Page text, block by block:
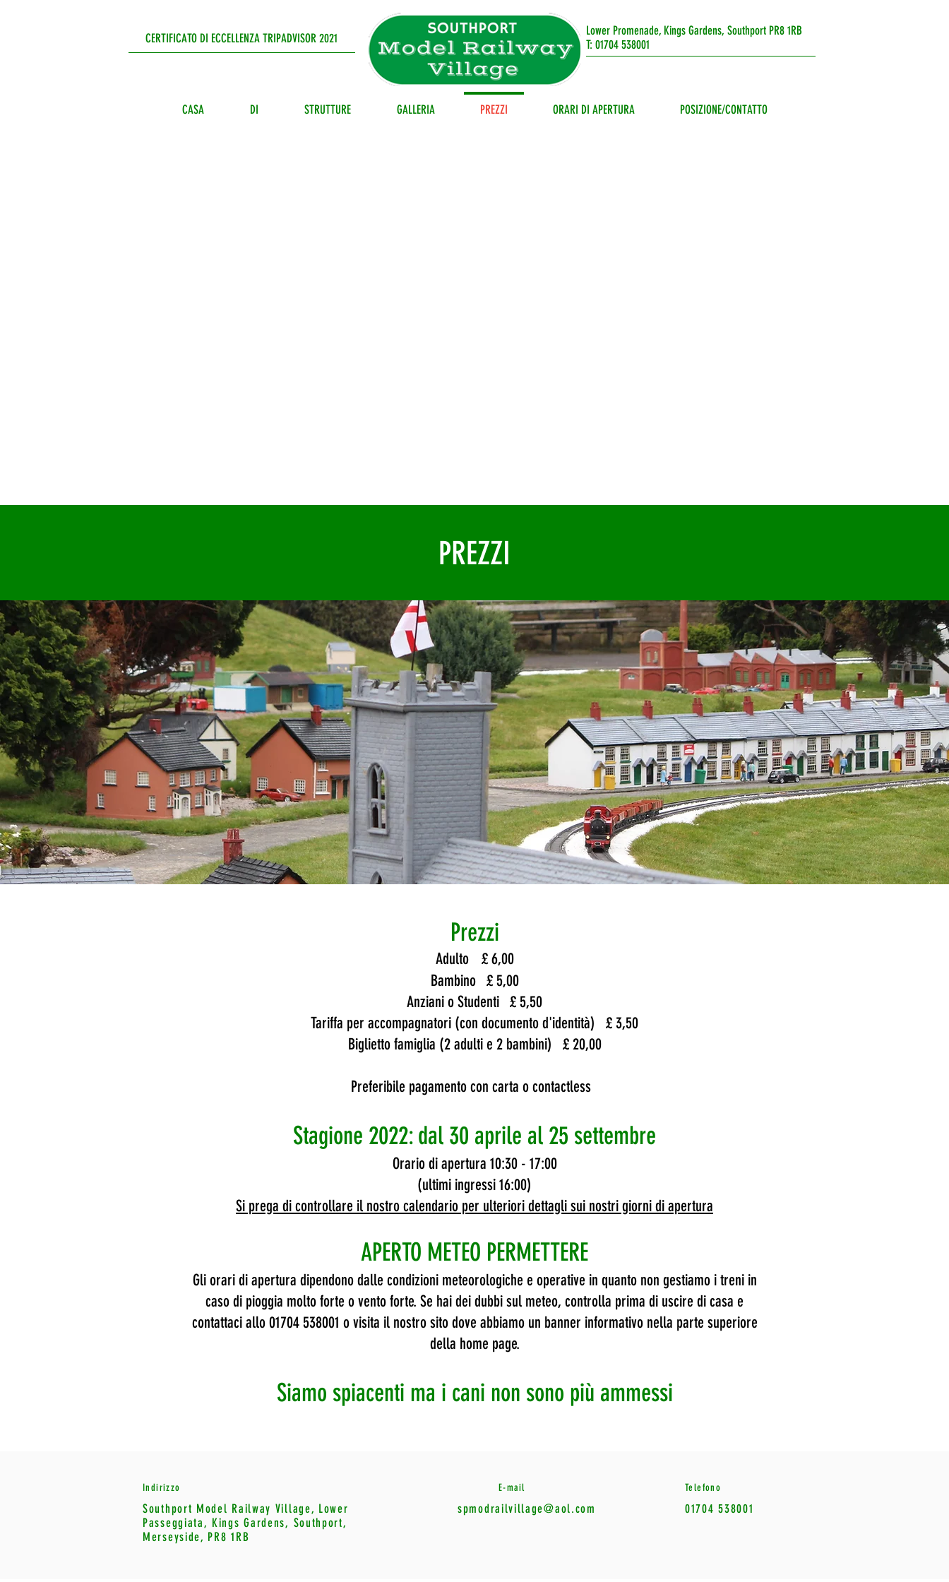
CERTIFICATO DI ECCELLENZA TRIPADVISOR 2021
Lower Promenade, Kings Gardens, Southport PR8 1RB
T: 01704 538001
CASA DI STRUTTURE GALLERIA PREZZI ORARI DI APERTURA POSIZIONE/CONTATTO
PREZZI
Prezzi
Adulto
£ 6,00
Bambino £ 5,00
Anziani o Studenti £ 5,50
Tariffa per accompagnatori (con documento d'identità)
£ 3,50
Biglietto famiglia (2 adulti e 2 bambini)
£ 20,00
Preferibile pagamento con carta o contactless
Stagione 2022: dal 30 aprile al 25 settembre
Orario di apertura 10:30 - 17:00
(ultimi ingressi 16:00)
Si prega di controllare il nostro calendario per ulteriori dettagli sui nostri giorni di apertura
APERTO METEO PERMETTERE
Gli orari di apertura dipendono dalle condizioni meteorologiche e operative in quanto non gestiamo i treni in
caso di pioggia molto forte o vento forte. Se hai dei dubbi sul meteo, controlla prima di uscire di casa e
contattaci allo 01704 538001 o visita il nostro sito dove abbiamo un banner informativo nella parte superiore
della home page.
Siamo spiacenti ma i cani non sono più ammessi
Indirizzo
Southport Model Railway Village, Lower
Passeggiata, Kings Gardens, Southport,
Merseyside, PR8 1RB
E-mail
spmodrailvillage@aol.com
Telefono
01704 538001